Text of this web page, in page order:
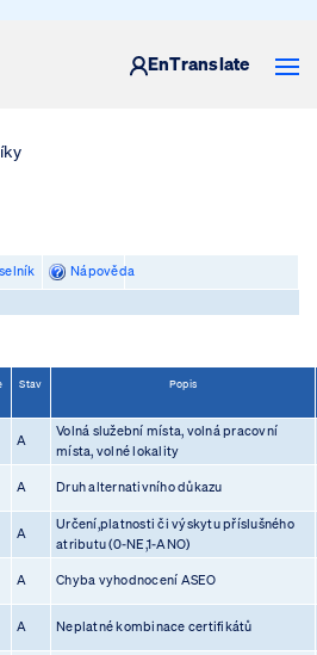
ČESKÉ REPUBLIKY
EnTranslate
Nápověda
Stav Popis
A
Volná služební místa, volná pracovní
místa, volné lokality
A Druh alternativního důkazu
A
Určení,platnosti či výskytu příslušného
atributu (0-NE,1-ANO)
A Chyba vyhodnocení ASEO
A Neplatné kombinace certifikátů